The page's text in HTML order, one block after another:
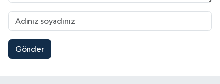
Gönder